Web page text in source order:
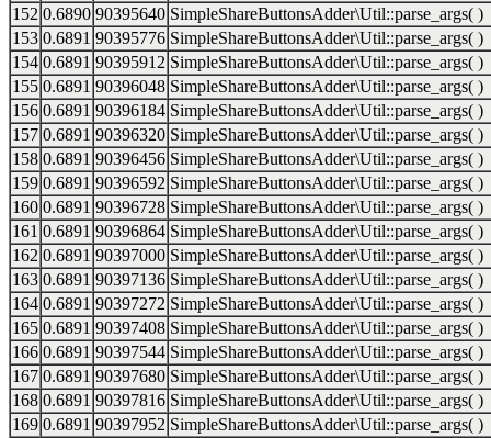
152 0.6890 90395640 SimpleShareButtonsAdder\Util::parse_args( )
153 0.6891 90395776 SimpleShareButtonsAdder\Util::parse_args( )
154 0.6891 90395912 SimpleShareButtonsAdder\Util::parse_args( )
155 0.6891 90396048 SimpleShareButtonsAdder\Util::parse_args( )
156 0.6891 90396184 SimpleShareButtonsAdder\Util::parse_args( )
157 0.6891 90396320 SimpleShareButtonsAdder\Util::parse_args( )
158 0.6891 90396456 SimpleShareButtonsAdder\Util::parse_args( )
159 0.6891 90396592 SimpleShareButtonsAdder\Util::parse_args( )
160 0.6891 90396728 SimpleShareButtonsAdder\Util::parse_args( )
161 0.6891 90396864 SimpleShareButtonsAdder\Util::parse_args( )
162 0.6891 90397000 SimpleShareButtonsAdder\Util::parse_args( )
163 0.6891 90397136 SimpleShareButtonsAdder\Util::parse_args( )
164 0.6891 90397272 SimpleShareButtonsAdder\Util::parse_args( )
165 0.6891 90397408 SimpleShareButtonsAdder\Util::parse_args( )
166 0.6891 90397544 SimpleShareButtonsAdder\Util::parse_args( )
167 0.6891 90397680 SimpleShareButtonsAdder\Util::parse_args( )
168 0.6891 90397816 SimpleShareButtonsAdder\Util::parse_args( )
169 0.6891 90397952 SimpleShareButtonsAdder\Util::parse_args( )